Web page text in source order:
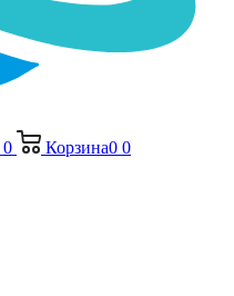
0 Корзина0 0